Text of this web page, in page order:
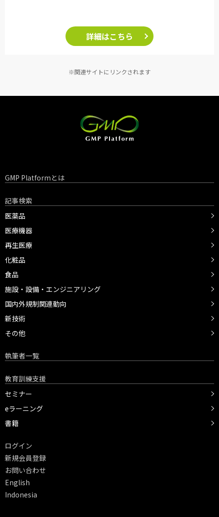
詳細はこちら
※関連サイトにリンクされます
GMP Platformとは
記事検索
医薬品
医療機器
再生医療
化粧品
食品
施設・設備・エンジニアリング
国内外規制関連動向
新技術
その他
執筆者一覧
教育訓練支援
セミナー
eラーニング
書籍
ログイン
新規会員登録
お問い合わせ
English
Indonesia